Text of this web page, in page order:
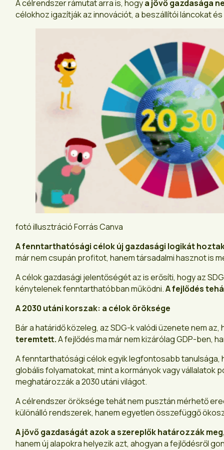
A célrendszer rámutat arra is, hogya jövő gazdasága
célokhoz igazítják az innovációt, a beszállítói láncokat
fotó illusztráció Forrás Canva
A fenntarthatósági célok új gazdasági logikát
már nem csupán profitot, hanem társadalmi hasznot is
A célok gazdasági jelentőségét az is erősíti, hogy az
kénytelenek fenntarthatóbban működni.A fejlődés
A 2030 utáni korszak: a célok öröksége
Bár a határidő közeleg, az SDG-k valódi üzenete nem
teremtett.A fejlődés ma már nem kizárólag GDP-ben,
A fenntarthatósági célok egyik legfontosabb tanulsága,
globális folyamatokat, mint a kormányok vagy
meghatározzák a 2030 utáni világot.
A célrendszer öröksége tehát nem pusztán mérhető
különálló rendszerek, hanem egyetlen összefüggő
A jövő gazdaságát azok a szereplők határozzák
hanem új alapokra helyezik azt, ahogyan a fejlődésről